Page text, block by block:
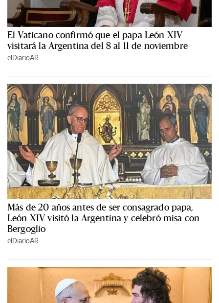
El Vaticano confirmó que el papa León XIV
visitará la Argentina del 8 al 11 de noviembre
elDiarioAR
Más de 20 años antes de ser consagrado papa,
León XIV visitó la Argentina y celebró misa con
Bergoglio
elDiarioAR